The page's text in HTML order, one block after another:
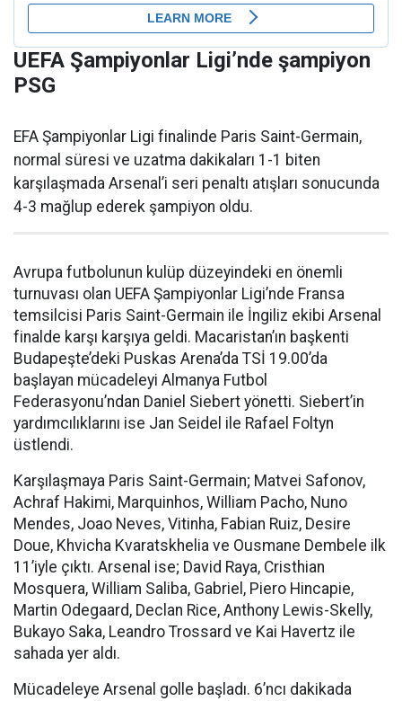
UEFA Şampiyonlar Ligi’nde şampiyon
PSG
EFA Şampiyonlar Ligi finalinde Paris Saint-Germain,
normal süresi ve uzatma dakikaları 1-1 biten
karşılaşmada Arsenal’i seri penaltı atışları sonucunda
4-3 mağlup ederek şampiyon oldu.
Avrupa futbolunun kulüp düzeyindeki en önemli
turnuvası olan UEFA Şampiyonlar Ligi’nde Fransa
temsilcisi Paris Saint-Germain ile İngiliz ekibi Arsenal
finalde karşı karşıya geldi. Macaristan’ın başkenti
Budapeşte’deki Puskas Arena’da TSİ 19.00’da
başlayan mücadeleyi Almanya Futbol
Federasyonu’ndan Daniel Siebert yönetti. Siebert’in
yardımcılıklarını ise Jan Seidel ile Rafael Foltyn
üstlendi.
Karşılaşmaya Paris Saint-Germain; Matvei Safonov,
Achraf Hakimi, Marquinhos, William Pacho, Nuno
Mendes, Joao Neves, Vitinha, Fabian Ruiz, Desire
Doue, Khvicha Kvaratskhelia ve Ousmane Dembele ilk
11’iyle çıktı. Arsenal ise; David Raya, Cristhian
Mosquera, William Saliba, Gabriel, Piero Hincapie,
Martin Odegaard, Declan Rice, Anthony Lewis-Skelly,
Bukayo Saka, Leandro Trossard ve Kai Havertz ile
sahada yer aldı.
Mücadeleye Arsenal golle başladı. 6’ncı dakikada